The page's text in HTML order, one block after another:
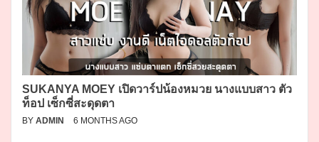
SUKANYA MOEY เปิดวาร์ปน้องหมวย นางแบบสาว ตัว
ท็อป เซ็กซี่สะดุดตา
BY ADMIN 6 MONTHS AGO